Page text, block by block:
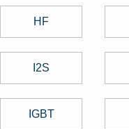
HF
I2S
IGBT